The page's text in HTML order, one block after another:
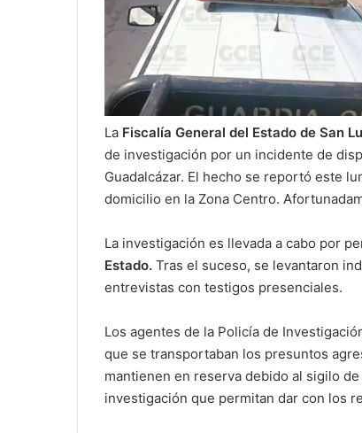
La Fiscalía General del Estado de San
de investigación por un incidente de
Guadalcázar. El hecho se reportó este
domicilio en la Zona Centro.
La investigación es llevada a cabo por
Estado. Tras el suceso, se levantaron
entrevistas con testigos presenciales.
Los agentes de la Policía de
que se transportaban los presuntos
mantienen en reserva debido al sigilo
investigación que permitan dar con los